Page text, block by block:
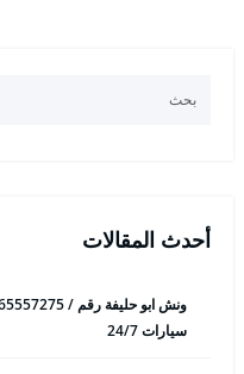
أحدث المقالات
سيارات 24/7